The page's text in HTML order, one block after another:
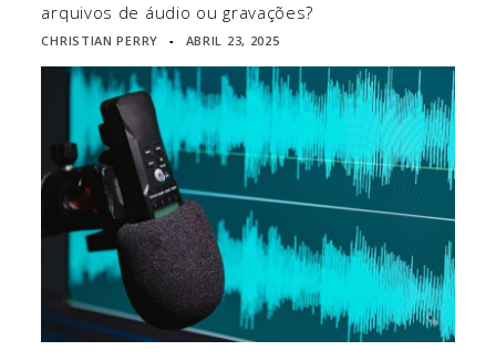
arquivos de áudio ou gravações?
CHRISTIAN PERRY ▪ ABRIL 23, 2025